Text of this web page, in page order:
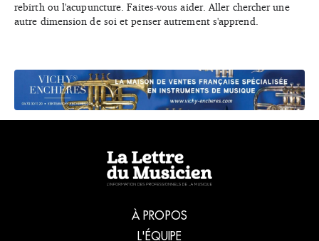
rebirth ou l'acupuncture. Faites-vous aider. Aller chercher une
autre dimension de soi et penser autrement s'apprend.
À PROPOS
L'ÉQUIPE